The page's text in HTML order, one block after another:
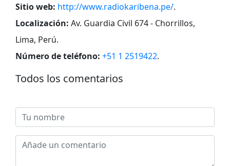
Sitio web: http://www.radiokaribena.pe/.
Localización: Av. Guardia Civil 674 - Chorrillos,
Lima, Perú.
Número de teléfono: +51 1 2519422.
Todos los comentarios